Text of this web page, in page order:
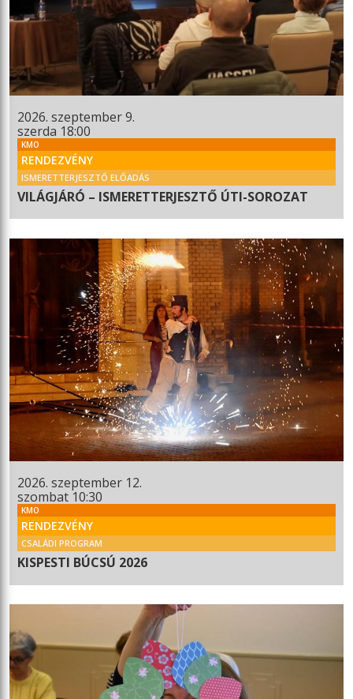
2026. szeptember 9.
szerda 18:00
KMO
RENDEZVÉNY
ISMERETTERJESZTŐ ELŐADÁS
VILÁGJÁRÓ – ISMERETTERJESZTŐ ÚTI-SOROZAT
2026. szeptember 12.
szombat 10:30
KMO
RENDEZVÉNY
CSALÁDI PROGRAM
KISPESTI BÚCSÚ 2026